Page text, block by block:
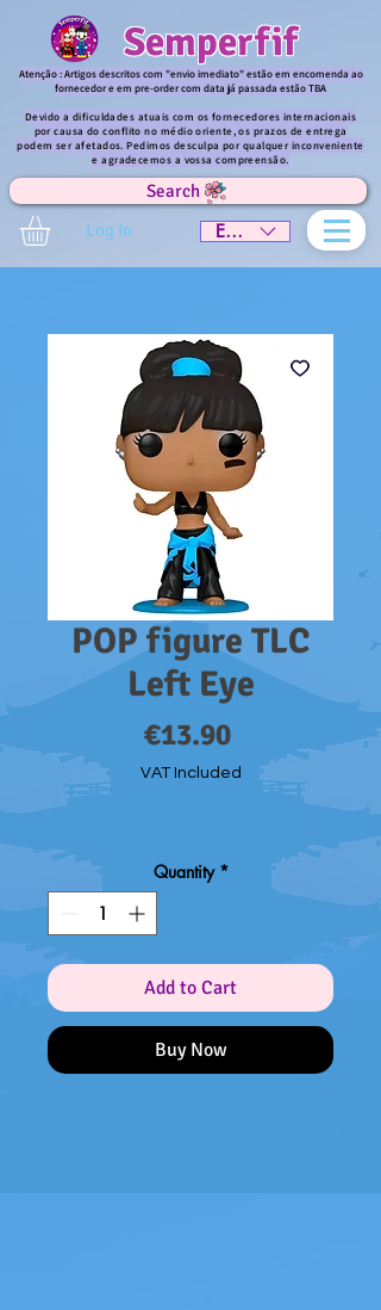
Semperfif
Atenção : Artigos descritos com "envio imediato" estão em encomenda ao
fornecedor e em pre-order com data já passada estão TBA
Devido a dificuldades atuais com os fornecedores internacionais
por causa do conflito no médio oriente, os prazos de entrega
podem ser afetados. Pedimos desculpa por qualquer inconveniente
e agradecemos a vossa compreensão.
Search
Log In
EUR (€)
POP figure TLC
Left Eye
€13.90Price
VAT Included
Quantity *
Add to Cart
Buy Now